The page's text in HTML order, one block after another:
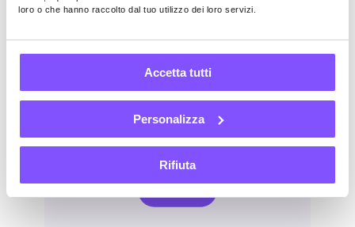
loro o che hanno raccolto dal tuo utilizzo dei loro servizi.
Accetta tutti
Personalizza
Rifiuta
pagherà davvero. Per semplificarti le cose,
abbiamo selezionato i sei migliori fornitori
di sondaggi attualmente sul mercato.